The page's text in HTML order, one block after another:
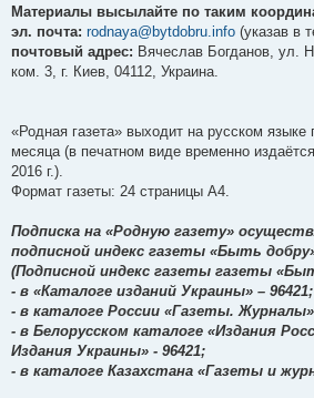
Материалы высылайте по таким
эл. почта: rodnaya@bytdobru.info (указав в
почтовый адрес: Вячеслав Богданов, ул.
ком. 3, г. Киев, 04112, Украина.
«Родная газета» выходит на русском языке
месяца (в печатном виде временно
2016 г.).
Формат газеты: 24 страницы А4.
Подписка на «Родную газету»
подписной индекс газеты «Быть добру»
(Подписной индекс газеты газеты
- в «Каталоге изданий Украины» – 96421;
- в каталоге России «Газеты. Журналы»
- в Белорусском каталоге «Издания
Издания Украины» - 96421;
- в каталоге Казахстана «Газеты и